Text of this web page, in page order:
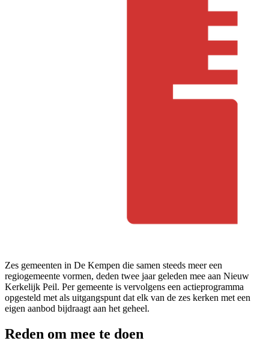
Zes gemeenten in De Kempen die samen steeds meer een
regiogemeente vormen, deden twee jaar geleden mee aan Nieuw
Kerkelijk Peil. Per gemeente is vervolgens een actieprogramma
opgesteld met als uitgangspunt dat elk van de zes kerken met een
eigen aanbod bijdraagt aan het geheel.
Reden om mee te doen